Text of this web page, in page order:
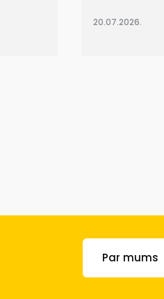
20.07.2026.
Par mums